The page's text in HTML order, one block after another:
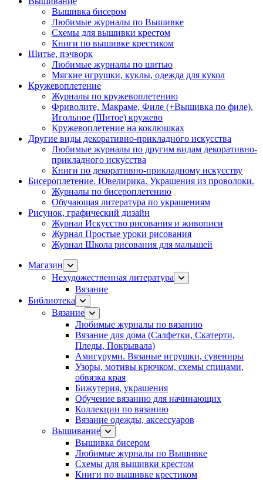
Вышивка бисером
Любимые журналы по Вышивке
Схемы для вышивки крестом
Книги по вышивке крестиком
Шитье, пэчворк
Любимые журналы по шитью
Мягкие игрушки, куклы, одежда для кукол
Кружевоплетение
Журналы по кружевоплетению
Фриволите, Макраме, Филе (+Вышивка по филе),
Игольное (Шитое) кружево
Кружевоплетение на коклюшках
Другие виды декоративно-прикладного искусства
Любимые журналы по другим видам декоративно-
прикладного искусства
Книги по декоративно-прикладному искусству
Бисероплетение. Ювелирика. Украшения из проволоки.
Журналы по бисероплетению
Обучающая литература по украшениям
Рисунок, графический дизайн
Журнал Искусство рисования и живописи
Журнал Простые уроки рисования
Журнал Школа рисования для малышей
Магазин
Нехудожественная литература
Вязание
Библиотека
Вязание
Любимые журналы по вязанию
Вязание для дома (Салфетки, Скатерти,
Пледы, Покрывала)
Амигуруми. Вязаные игрушки, сувениры
Узоры, мотивы крючком, схемы спицами,
обвязка края
Бижутерия, украшения
Обучение вязанию для начинающих
Коллекции по вязанию
Вязание одежды, аксессуаров
Вышивание
Вышивка бисером
Любимые журналы по Вышивке
Схемы для вышивки крестом
Книги по вышивке крестиком